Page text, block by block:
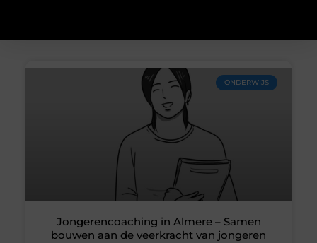
ONDERWIJS
Jongerencoaching in Almere – Samen
bouwen aan de veerkracht van jongeren